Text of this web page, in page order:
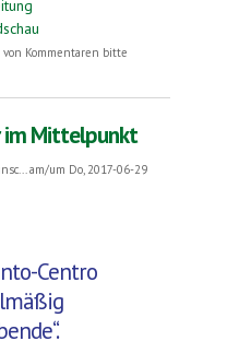
der Sprache ohne Land
von Kommentaren bitte
im Mittelpunkt
am/um Do, 2017-06-29
Centro